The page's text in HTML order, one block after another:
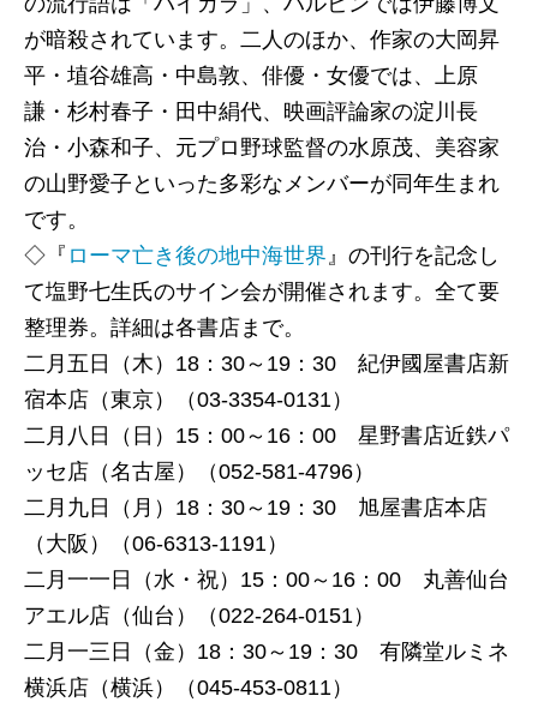
重松 清／日付のある妻への恋文
第5回 新潮エンターテインメント大賞募集要項
コラム
とんぼの本編集部通信
「考える人」─須賀敦子が遺した言葉に向かって
三橋曉の海外エンタ三つ巴
連載
鹿島 茂／パリの日本人 第12回
中島義道／ヒトラーのウィーン 第3回
花村萬月／百万遍 流転旋転 第26回
群ようこ／ぎっちょんちょん 第2回
松本健一／三島由紀夫と司馬遼太郎 第5回
宮城谷昌光／古城の風景 第68回 下田城
池田清彦／生物38億年 進化の旅 第3回
田牧大和／三人小町の恋 ふたり拝み屋手控帖
編集室だより 新潮社の新刊案内 編集長から
が暗殺されています。二人のほか、作家の大岡昇
平・埴谷雄高・中島敦、俳優・女優では、上原
謙・杉村春子・田中絹代、映画評論家の淀川長
治・小森和子、元プロ野球監督の水原茂、美容家
の山野愛子といった多彩なメンバーが同年生まれ
です。
◇『 ローマ亡き後の地中海世界』の刊行を記念し
て塩野七生氏のサイン会が開催されます。全て要
整理券。詳細は各書店まで。
二月五日（木）18：30～19：30 紀伊國屋書店新
宿本店（東京）（03‐3354‐0131）
二月八日（日）15：00～16：00 星野書店近鉄パ
ッセ店（名古屋）（052‐581‐4796）
二月九日（月）18：30～19：30 旭屋書店本店
（大阪）（06‐6313‐1191）
二月一一日（水・祝）15：00～16：00 丸善仙台
アエル店（仙台）（022‐264‐0151）
二月一三日（金）18：30～19：30 有隣堂ルミネ
横浜店（横浜）（045‐453‐0811）